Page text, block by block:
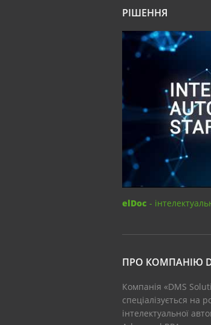
РІШЕННЯ
elDoc -
ПРО КОМПАНІЮ
Компанія «DMS
спеціалізується на
інтелектуальної